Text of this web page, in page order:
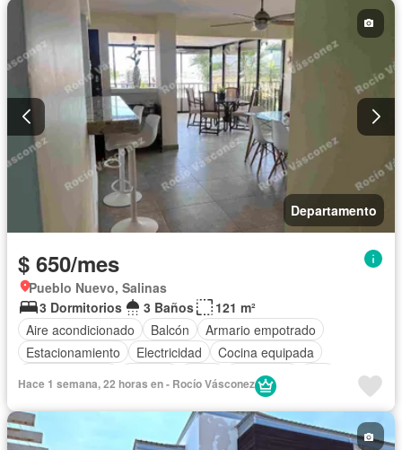
Departamento
$ 650/mes
Pueblo Nuevo, Salinas
3 Dormitorios
3 Baños
121 m²
Aire acondicionado
Balcón
Armario empotrado
Estacionamiento
Electricidad
Cocina equipada
Seguridad
Completamente amoblado
Hace 1 semana, 22 horas en - Rocío Vásconez